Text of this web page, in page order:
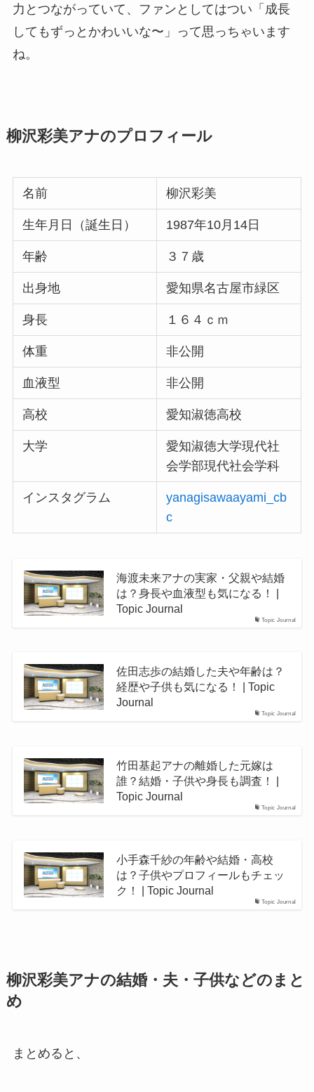
力とつながっていて、ファンとしてはつい「成長
してもずっとかわいいな〜」って思っちゃいます
ね。
柳沢彩美アナのプロフィール
名前 柳沢彩美
生年月日（誕生日） 1987年10月14日
年齢 ３７歳
出身地 愛知県名古屋市緑区
身長 １６４ｃｍ
体重 非公開
血液型 非公開
高校 愛知淑徳高校
大学
愛知淑徳大学現代社
会学部現代社会学科
インスタグラム
yanagisawaayami_cb
c
Topic Journal
海渡未来アナの実家・父親や結婚
は？身長や血液型も気になる！ |
Topic Journal
Topic Journal
佐田志歩の結婚した夫や年齢は？
経歴や子供も気になる！ | Topic
Journal
Topic Journal
竹田基起アナの離婚した元嫁は
誰？結婚・子供や身長も調査！ |
Topic Journal
Topic Journal
小手森千紗の年齢や結婚・高校
は？子供やプロフィールもチェッ
ク！ | Topic Journal
柳沢彩美アナの結婚・夫・子供などのまと
め
まとめると、